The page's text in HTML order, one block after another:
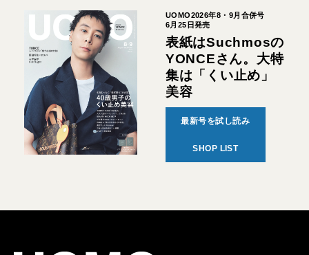
UOMO2026年8・9月合併号
6月25日発売
表紙はSuchmosの
YONCEさん。大特
集は「くい止め」
美容
最新号を試し読み
SHOP LIST